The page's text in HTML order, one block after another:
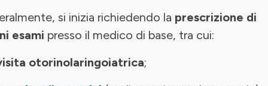
si inizia richiedendo la prescrizione di
esami presso il medico di base, tra cui:
otorinolaringoiatrica;